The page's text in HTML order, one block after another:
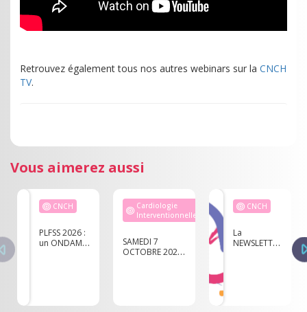
Retrouvez également tous nos autres webinars sur la CNCH
TV.
Vous aimerez aussi
CNCH
PLFSS 2026 :
un ONDAM
soins
Cardiologie
Interventionnelle
SAMEDI 7
OCTOBRE 2023
CNCH
La
NEWSLETTER